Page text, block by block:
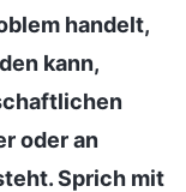
handelt,
kann,
oder an
Sprich mit